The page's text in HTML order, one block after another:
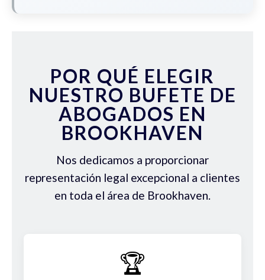
POR QUÉ ELEGIR
NUESTRO BUFETE DE
ABOGADOS EN
BROOKHAVEN
Nos dedicamos a proporcionar
representación legal excepcional a clientes
en toda el área de Brookhaven.
🏆